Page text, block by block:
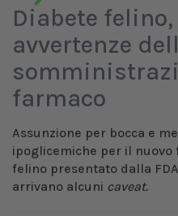
Diabete felino,
avvertenze
farmaco
Assunzione per bocca e
ipoglicemiche per il
felino presentato dalla
arrivano alcuni caveat.